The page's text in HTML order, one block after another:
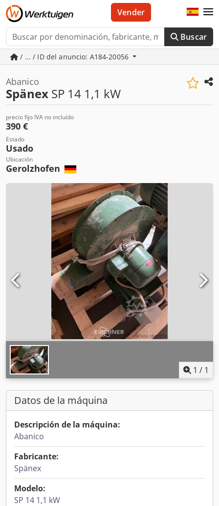
Buscar
Vender
/ ... / ID del anuncio: A184-20056
Abanico
Spänex SP 14 1,1 kW
precio fijo IVA no incluído
390 €
Estado
Usado
Ubicación
Gerolzhofen
1 / 1
Datos de la máquina
Descripción de la máquina:
Abanico
Fabricante:
Spänex
Modelo:
SP 14 1,1 kW